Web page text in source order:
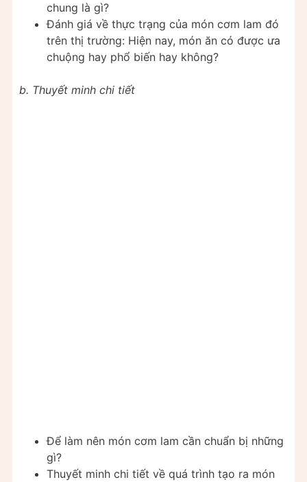
chung là gì?
Đánh giá về thực trạng của món cơm lam đó
trên thị trường: Hiện nay, món ăn có được ưa
chuộng hay phổ biến hay không?
b. Thuyết minh chi tiết
Để làm nên món cơm lam cần chuẩn bị những
gì?
Thuyết minh chi tiết về quá trình tạo ra món